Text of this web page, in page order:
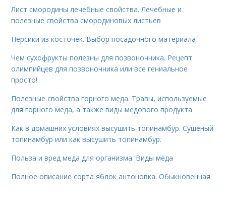
Лист смородины лечебные свойства. Лечебные и
полезные свойства смородиновых листьев
Персики из косточек. Выбор посадочного материала
Чем сухофрукты полезны для позвоночника. Рецепт
олимпийцев для позвоночника или все гениальное
просто!
Полезные свойства горного меда. Травы, используемые
для горного меда, а также виды медового продукта
Как в домашних условиях высушить топинамбур. Сушеный
топинамбур или как высушить топинамбур.
Польза и вред меда для организма. Виды мёда
Полное описание сорта яблок антоновка. Обыкновенная